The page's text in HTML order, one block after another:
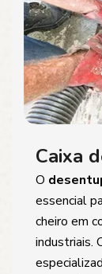
Caixa
O
essencial
cheiro em
industriais.